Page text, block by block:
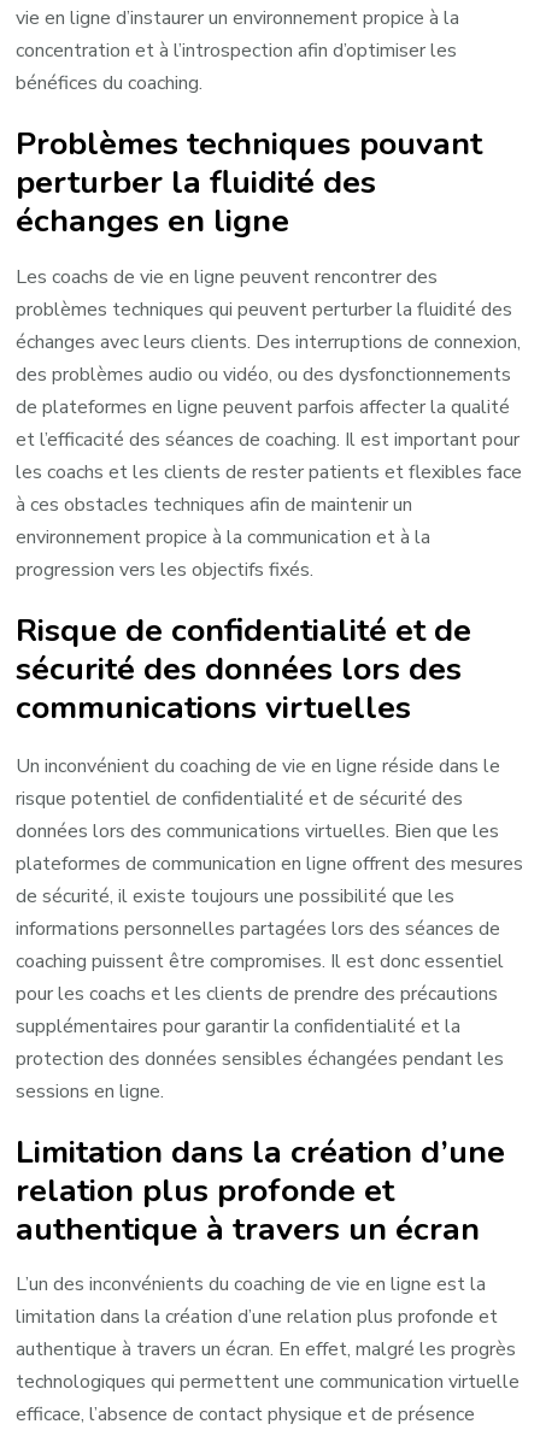
vie en ligne d’instaurer un environnement propice à la
concentration et à l’introspection afin d’optimiser les
bénéfices du coaching.
Problèmes techniques pouvant
perturber la fluidité des
échanges en ligne
Les coachs de vie en ligne peuvent rencontrer des
problèmes techniques qui peuvent perturber la fluidité des
échanges avec leurs clients. Des interruptions de connexion,
des problèmes audio ou vidéo, ou des dysfonctionnements
de plateformes en ligne peuvent parfois affecter la qualité
et l’efficacité des séances de coaching. Il est important pour
les coachs et les clients de rester patients et flexibles face
à ces obstacles techniques afin de maintenir un
environnement propice à la communication et à la
progression vers les objectifs fixés.
Risque de confidentialité et de
sécurité des données lors des
communications virtuelles
Un inconvénient du coaching de vie en ligne réside dans le
risque potentiel de confidentialité et de sécurité des
données lors des communications virtuelles. Bien que les
plateformes de communication en ligne offrent des mesures
de sécurité, il existe toujours une possibilité que les
informations personnelles partagées lors des séances de
coaching puissent être compromises. Il est donc essentiel
pour les coachs et les clients de prendre des précautions
supplémentaires pour garantir la confidentialité et la
protection des données sensibles échangées pendant les
sessions en ligne.
Limitation dans la création d’une
relation plus profonde et
authentique à travers un écran
L’un des inconvénients du coaching de vie en ligne est la
limitation dans la création d’une relation plus profonde et
authentique à travers un écran. En effet, malgré les progrès
technologiques qui permettent une communication virtuelle
efficace, l’absence de contact physique et de présence